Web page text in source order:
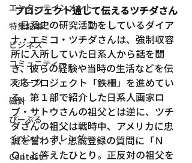
エンターテインメント
特集記事
ビジネス
コミュニティー
スポーツ
磁針
ぴーぷる
イベント・カレンダー
Contest
プロジェクト通して伝えるツチダさん
日系史の研究活動をしているダイア
ナ・エミコ・ツチダさんは、強制収容
所に入所していた日系人から話を聞
き、彼らの経験や当時の生活などを伝
えるプロジェクト「鉄柵」を進めてい
る。第１部で紹介した日系人画家ロ
ブ・サトウさんの祖父とは逆に、ツチ
ダさんの祖父は戦時中、アメリカに忠
誠を誓わず、忠誠登録の質問に「Ｎ
Ｏ」と答えたひとり。正反対の祖父を